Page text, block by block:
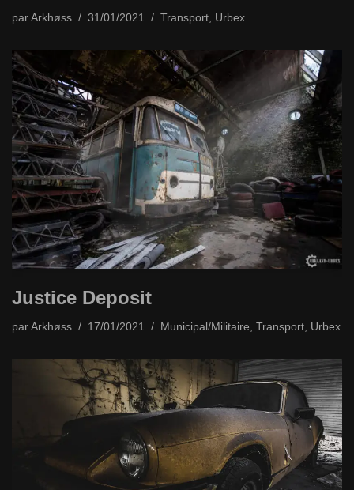
par Arkhøss 31/01/2021 Transport Urbex
Justice Deposit
par Arkhøss 17/01/2021 Municipal/Militaire, Transport, Urbex